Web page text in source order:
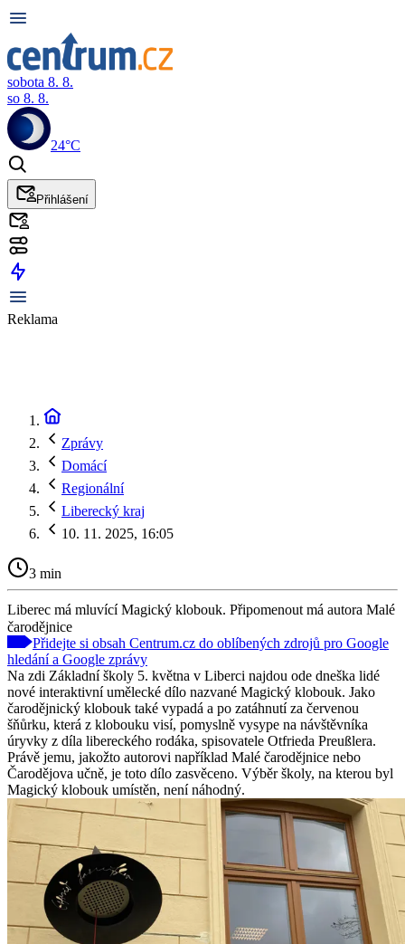
sobota 8. 8.
so 8. 8.
24°C
Přihlášení
Reklama
Zprávy
Domácí
Regionální
Liberecký kraj
10. 11. 2025, 16:05
3 min
Liberec má mluvící Magický klobouk. Připomenout má autora Malé
čarodějnice
Přidejte si obsah Centrum.cz do oblíbených zdrojů pro Google
hledání a Google zprávy
Na zdi Základní školy 5. května v Liberci najdou ode dneška lidé
nové interaktivní umělecké dílo nazvané Magický klobouk. Jako
čarodějnický klobouk také vypadá a po zatáhnutí za červenou
šňůrku, která z klobouku visí, pomyslně vysype na návštěvníka
úryvky z díla libereckého rodáka, spisovatele Otfrieda Preußlera.
Právě jemu, jakožto autorovi například Malé čarodějnice nebo
Čarodějova učně, je toto dílo zasvěceno. Výběr školy, na kterou byl
Magický klobouk umístěn, není náhodný.